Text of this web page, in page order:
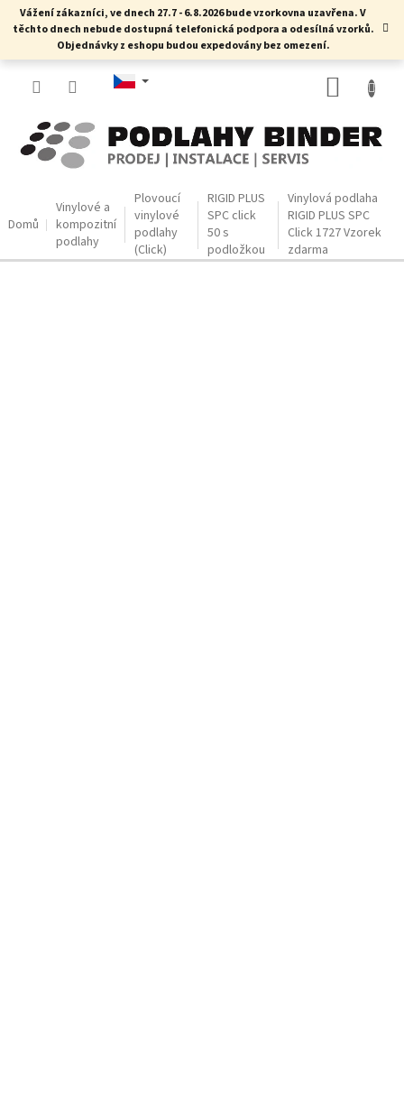
PřejítVážení zákazníci, ve dnech 27.7 - 6.8.2026 bude vzorkovna uzavřena. V
těchto dnech nebude dostupná telefonická podpora a odesílná vzorků.
Objednávky z eshopu budou expedovány bez omezení.
Domů
Vinylové a
kompozitní
podlahy
Plovoucí
vinylové
podlahy
(Click)
RIGID PLUS
SPC click
50 s
podložkou
Vinylová podlaha
RIGID PLUS SPC
Click 1727Vzorek
zdarma